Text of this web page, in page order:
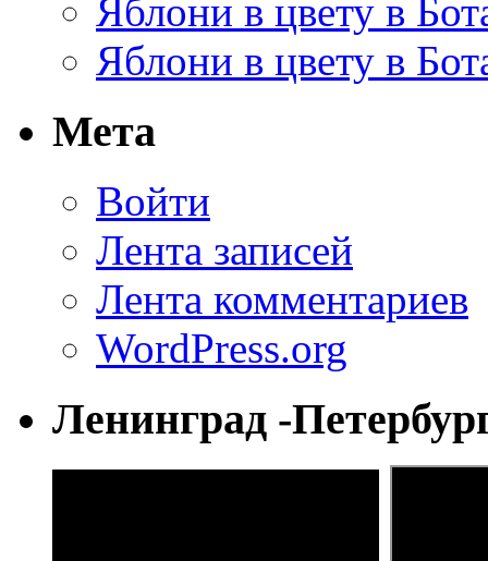
Яблони в цвету в
Яблони в цвету в
Мета
Войти
Лента записей
Лента комментариев
WordPress.org
Ленинград -